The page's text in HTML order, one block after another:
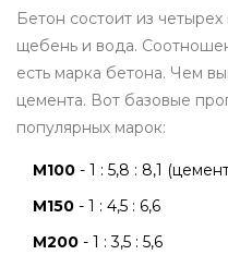
Бетон состоит из
щебень и вода.
есть марка бетона. Чем
цемента. Вот базовые
популярных марок:
М100 - 1 : 5,8 : 8,1
М150 - 1 : 4,5 : 6,6
М200 - 1 : 3,5 : 5,6